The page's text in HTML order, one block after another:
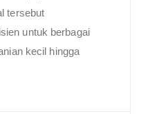
tersebut
untuk berbagai
kecil hingga